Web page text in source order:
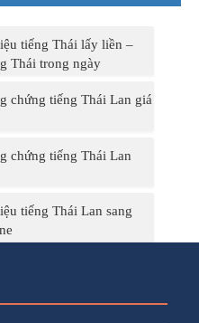
tiếng Thái lấy liền –
Thái trong ngày
chứng tiếng Thái Lan giá
chứng tiếng Thái Lan
tiếng Thái Lan sang